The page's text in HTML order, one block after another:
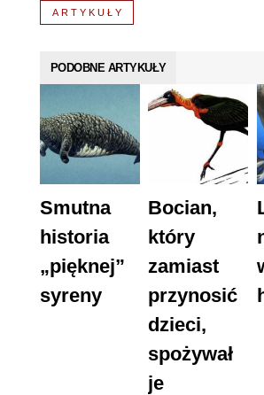
ARTYKUŁY
PODOBNE ARTYKUŁY
Smutna
historia
„pięknej”
syreny
Bocian,
który
zamiast
przynosić
dzieci,
spożywał
je